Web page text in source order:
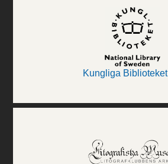
Kungliga Biblioteket